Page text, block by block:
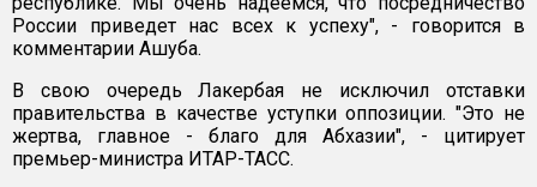
России приведет нас всех к успеху", - говорится в
комментарии Ашуба.
В свою очередь Лакербая не исключил отставки
правительства в качестве уступки оппозиции. "Это не
жертва, главное - благо для Абхазии", - цитирует
премьер-министра ИТАР-ТАСС.